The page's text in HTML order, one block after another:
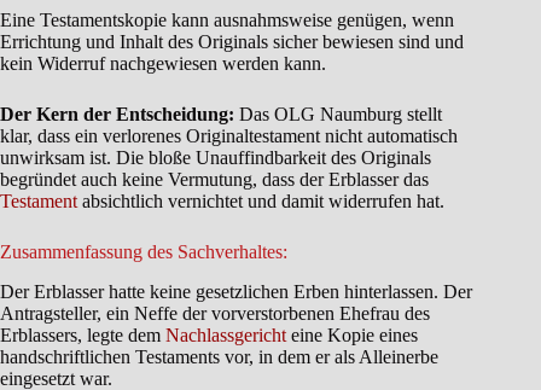
Eine Testamentskopie kann ausnahmsweise genügen, wenn
Errichtung und Inhalt des Originals sicher bewiesen sind und
kein Widerruf nachgewiesen werden kann.
Der Kern der Entscheidung: Das OLG Naumburg stellt
klar, dass ein verlorenes Originaltestament nicht automatisch
unwirksam ist. Die bloße Unauffindbarkeit des Originals
begründet auch keine Vermutung, dass der Erblasser das
Testament absichtlich vernichtet und damit widerrufen hat.
Zusammenfassung des Sachverhaltes:
Der Erblasser hatte keine gesetzlichen Erben hinterlassen. Der
Antragsteller, ein Neffe der vorverstorbenen Ehefrau des
Erblassers, legte dem Nachlassgericht eine Kopie eines
handschriftlichen Testaments vor, in dem er als Alleinerbe
eingesetzt war.